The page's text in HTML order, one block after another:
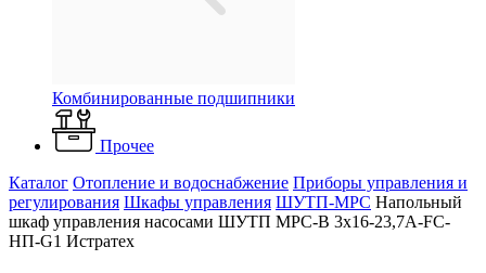
Комбинированные подшипники
Прочее
Каталог Отопление и водоснабжение Приборы управления и
регулирования Шкафы управления ШУТП-MPC Напольный
шкаф управления насосами ШУТП MPC-B 3x16-23,7A-FC-
HП-G1 Истратех